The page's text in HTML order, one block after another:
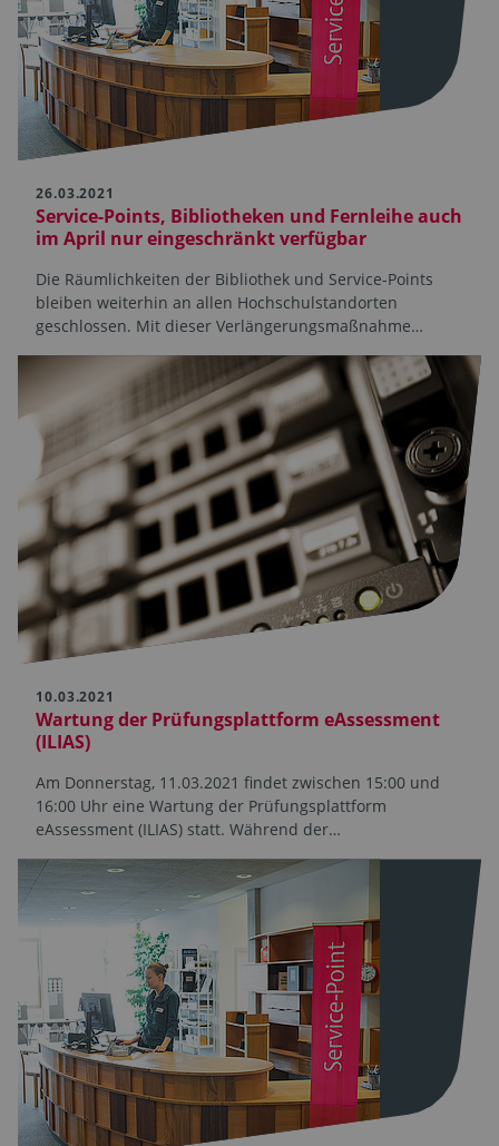
26.03.2021
Service-Points, Bibliotheken und Fernleihe auch
im April nur eingeschränkt verfügbar
Die Räumlichkeiten der Bibliothek und Service-Points
bleiben weiterhin an allen Hochschulstandorten
geschlossen. Mit dieser Verlängerungsmaßnahme…
10.03.2021
Wartung der Prüfungsplattform eAssessment
(ILIAS)
Am Donnerstag, 11.03.2021 findet zwischen 15:00 und
16:00 Uhr eine Wartung der Prüfungsplattform
eAssessment (ILIAS) statt. Während der…